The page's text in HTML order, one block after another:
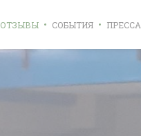
ОТЗЫВЫ СОБЫТИЯ ПРЕССА